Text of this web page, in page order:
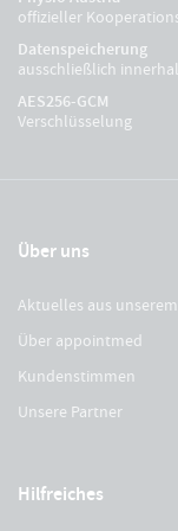
offizieller
Datenspeicherung
ausschließlich
AES256-GCM
Verschlüsselung
Über uns
Aktuelles aus
Über appointmed
Kundenstimmen
Unsere Partner
Hilfreiches